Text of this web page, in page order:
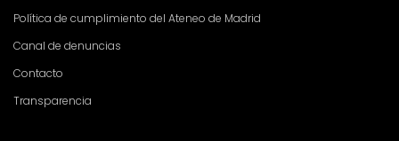
Política de cumplimiento del Ateneo de Madrid
Canal de denuncias
Contacto
Transparencia